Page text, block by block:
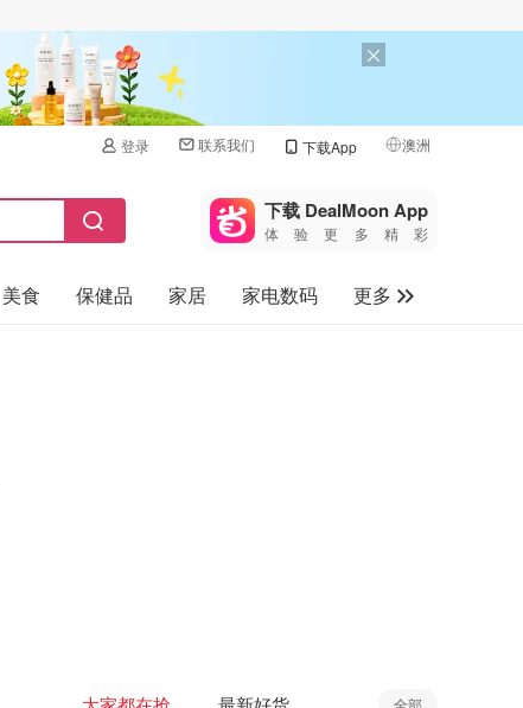
登录 联系我们 下载App 澳洲
🇺🇸
🇨🇳 中国
🇨🇦加拿大
下载 DealMoon App
体验更多精彩
美食 保健品 家居 家电数码
更多
全部